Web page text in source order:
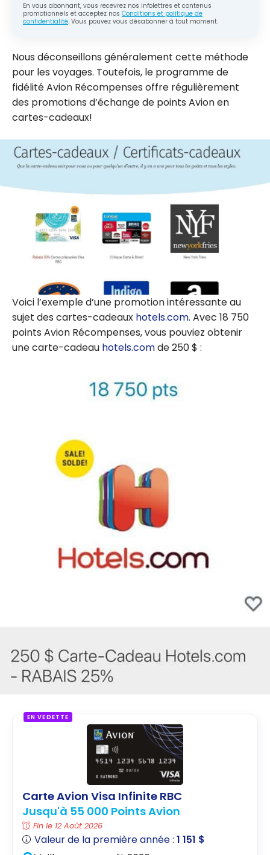
En vous abonnant, vous recevrez nos infolettres et contenus
promotionnels et acceptez nos Conditions et politique de
confidentialité. Vous pouvez vous désabonner à tout moment.
Nous déconseillons généralement cette méthode
pour les voyages. Toutefois, le programme de
fidélité Avion Récompenses offre régulièrement
des promotions d’échange de points Avion en
cartes-cadeaux!
Voici l’exemple d’une promotion intéressante au
sujet des cartes-cadeaux hotels.com. Avec 18 750
points Avion Récompenses, vous pouviez obtenir
une carte-cadeau hotels.comde 250 $ :
EN VEDETTE
Carte Avion Visa Infinite RBC
Jusqu'à 55 000 Points Avion
Fin le 12 Août 2026
Valeur de la première année :1 151 $